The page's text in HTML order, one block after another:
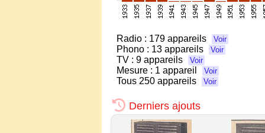
Radio : 179 appareils Voir
Phono : 13 appareils Voir
TV : 9 appareils Voir
Mesure : 1 appareil Voir
Tous 250 appareils Voir
Derniers ajouts